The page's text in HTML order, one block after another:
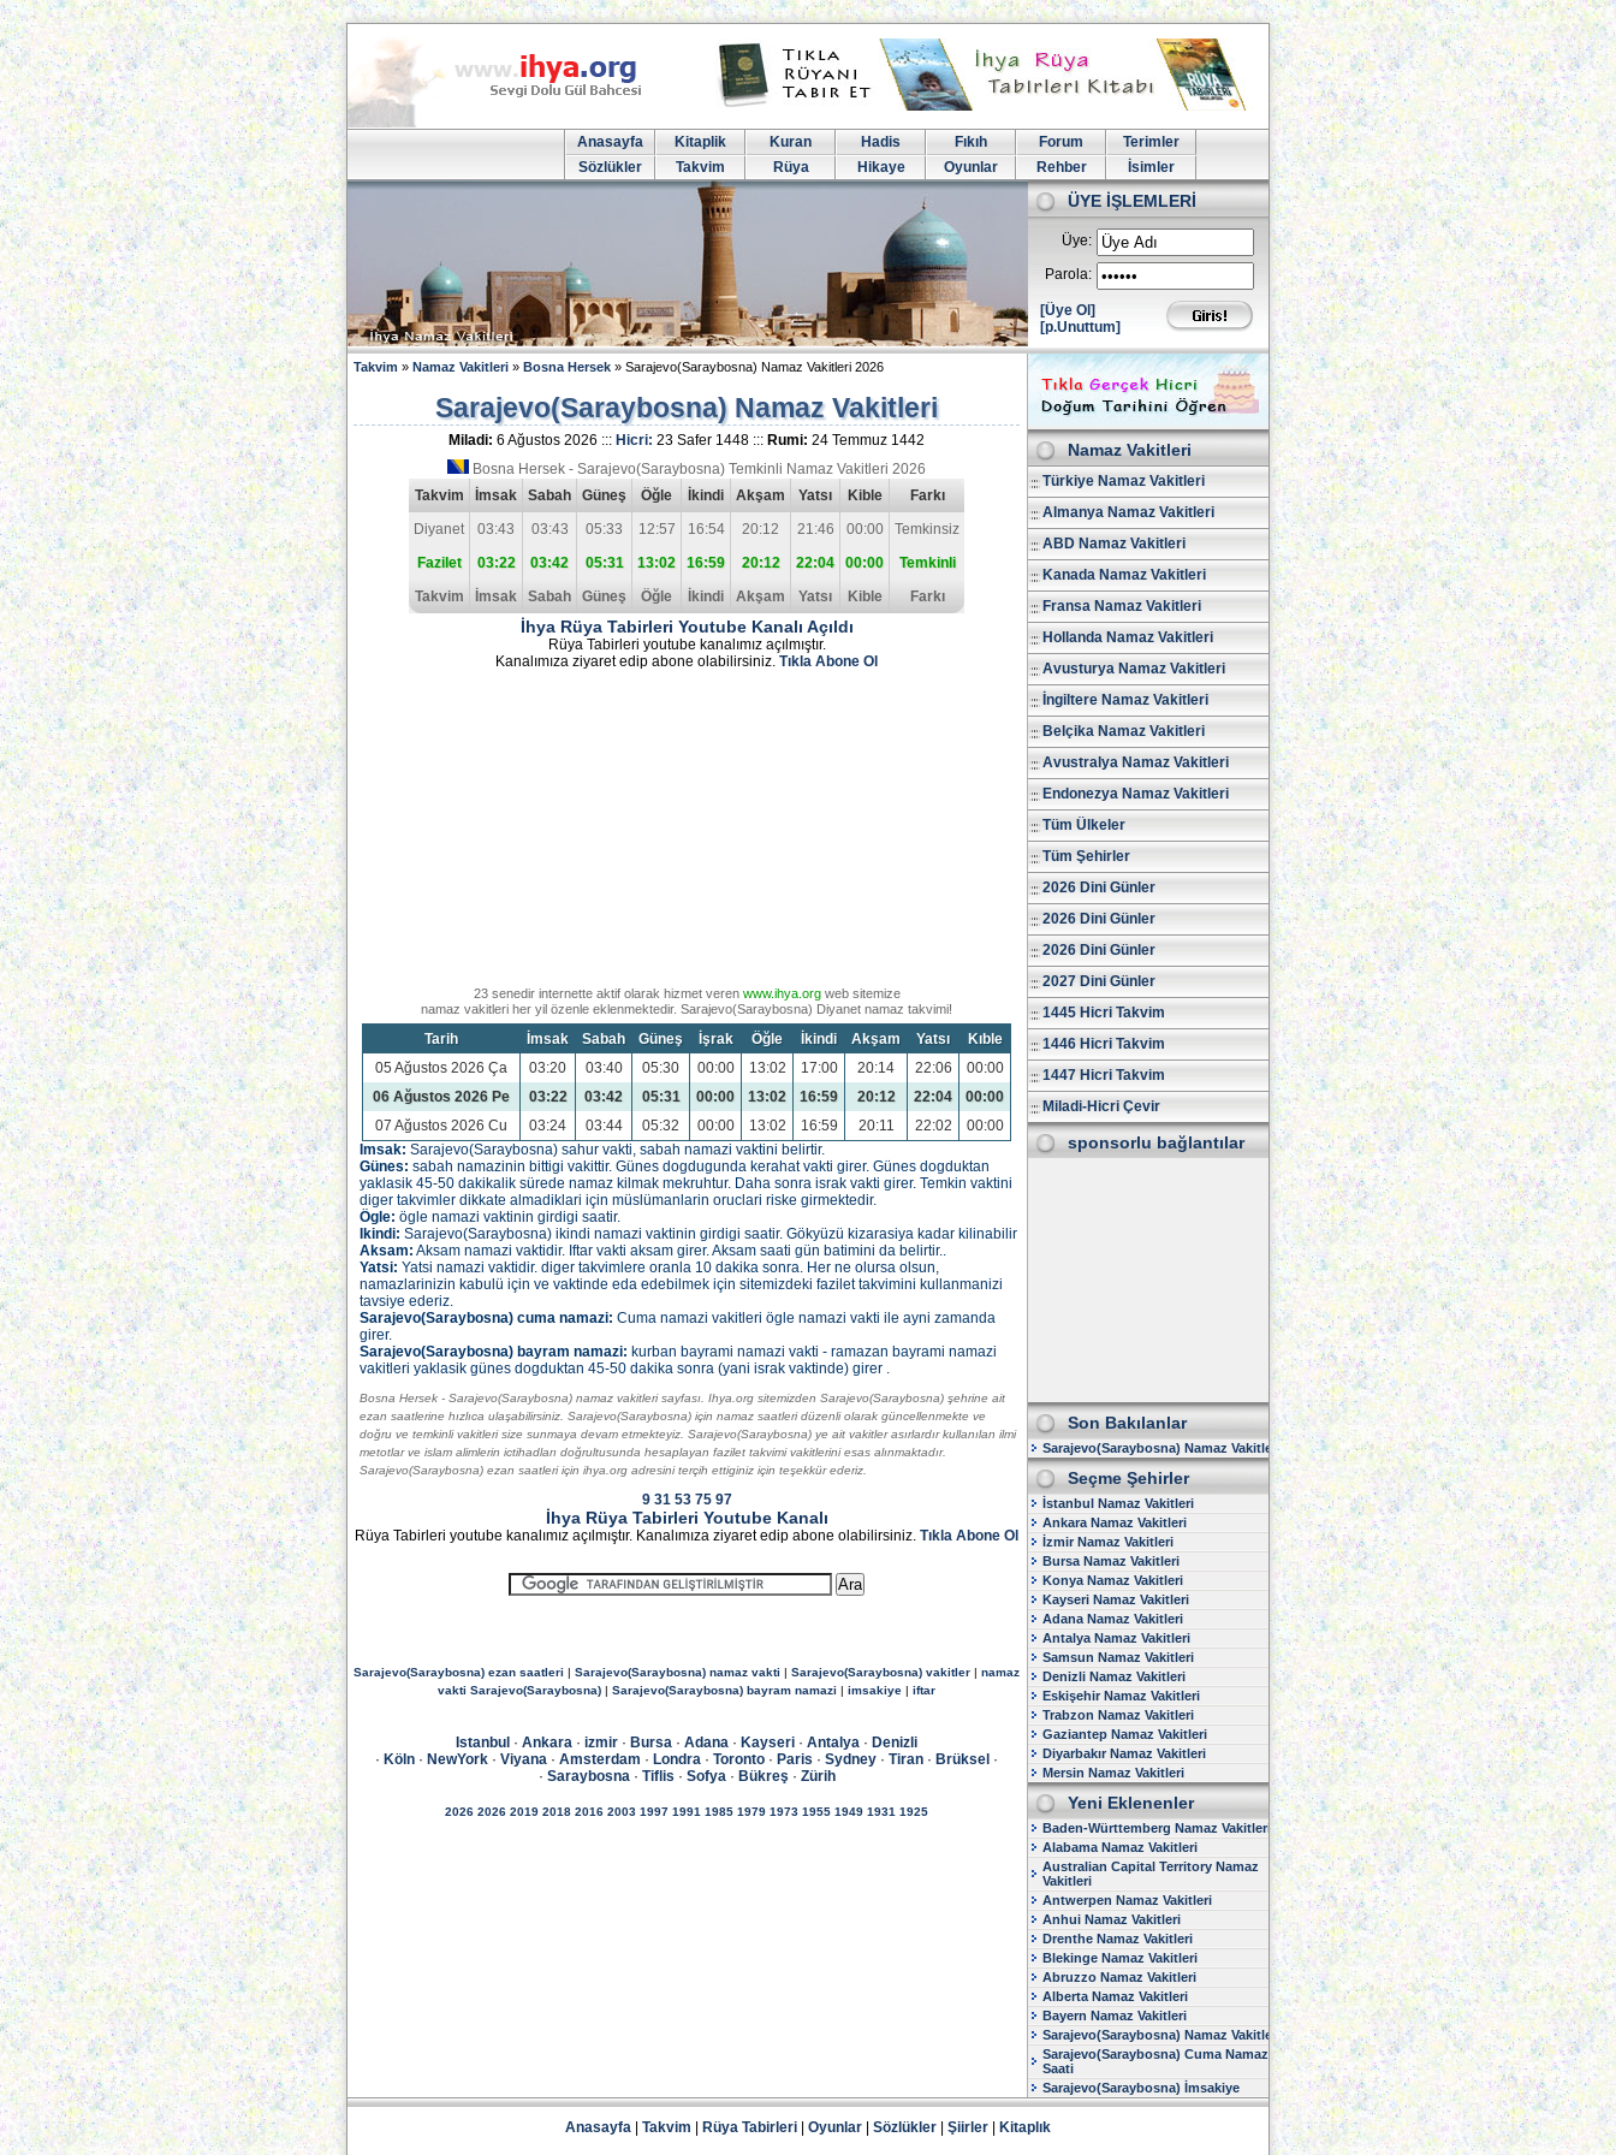
Anasayfa Kitaplik Kuran Hadis Fıkıh Forum
Terimler
Sözlükler
Takvim Rüya Hikaye Oyunlar Rehber İsimler
ÜYE İŞLEMLERİ
Üye:
Parola:
[Üye Ol]
[p.Unuttum]
Takvim » Namaz Vakitleri » Bosna Hersek » Sarajevo(Saraybosna) Namaz Vakitleri 2026
Sarajevo(Saraybosna) Namaz Vakitleri
Miladi: 6 Ağustos 2026 ::: Hicri: 23 Safer 1448 ::: Rumi: 24 Temmuz 1442
Bosna Hersek - Sarajevo(Saraybosna) Temkinli Namaz Vakitleri 2026
Takvim
Diyanet
Fazilet
Takvim
İmsak
03:43
03:22
İmsak
Sabah
03:43
03:42
Sabah
Güneş
05:33
05:31
Güneş
Öğle
12:57
13:02
Öğle
İkindi
16:54
16:59
İkindi
Akşam
20:12
20:12
Akşam
Yatsı
21:46
22:04
Yatsı
Kible
00:00
00:00
Kible
Farkı
Temkinsiz
Temkinli
Farkı
İhya Rüya Tabirleri Youtube Kanalı Açıldı
Rüya Tabirleri youtube kanalımız açılmıştır.
Kanalımıza ziyaret edip abone olabilirsiniz. Tıkla Abone Ol
23 senedir internette aktif olarak hizmet veren www.ihya.orgweb sitemize
namaz vakitleri her yil özenle eklenmektedir. Sarajevo(Saraybosna) Diyanet namaz takvimi!
Tarih İmsak Sabah Güneş İşrak Öğle İkindi Akşam Yatsı
Kıble
05 Ağustos 2026 Ça
03:20 03:40 05:30 00:00 13:02 17:00 20:14 22:06
00:00
06 Ağustos 2026 Pe
03:22 03:42 05:31 00:00 13:02 16:59 20:12 22:04
00:00
07 Ağustos 2026 Cu
03:24 03:44 05:32 00:00 13:02 16:59 20:11 22:02
00:00
Imsak: Sarajevo(Saraybosna) sahur vakti, sabah namazi vaktini belirtir.
Günes: sabah namazinin bittigi vakittir. Günes dogdugunda kerahat vakti girer. Günes dogduktan
yaklasik 45-50 dakikalik sürede namaz kilmak mekruhtur. Daha sonra israk vakti girer. Temkin vaktini
diger takvimler dikkate almadiklari için müslümanlarin oruclari riske girmektedir.
Ögle: ögle namazi vaktinin girdigi saatir.
Ikindi: Sarajevo(Saraybosna) ikindi namazi vaktinin girdigi saatir. Gökyüzü kizarasiya kadar kilinabilir
Aksam: Aksam namazi vaktidir. Iftar vakti aksam girer. Aksam saati gün batimini da belirtir..
Yatsi: Yatsi namazi vaktidir. diger takvimlere oranla 10 dakika sonra. Her ne olursa olsun,
namazlarinizin kabulü için ve vaktinde eda edebilmek için sitemizdeki fazilet takvimini kullanmanizi
tavsiye ederiz.
Sarajevo(Saraybosna) cuma namazi: Cuma namazi vakitleri ögle namazi vakti ile ayni zamanda
girer.
Sarajevo(Saraybosna) bayram namazi: kurban bayrami namazi vakti - ramazan bayrami namazi
vakitleri yaklasik günes dogduktan 45-50 dakika sonra (yani israk vaktinde) girer .
Bosna Hersek - Sarajevo(Saraybosna) namaz vakitleri sayfası. Ihya.org sitemizden Sarajevo(Saraybosna) şehrine ait
ezan saatlerine hızlıca ulaşabilirsiniz. Sarajevo(Saraybosna) için namaz saatleri düzenli olarak güncellenmekte ve
doğru ve temkinli vakitleri size sunmaya devam etmekteyiz. Sarajevo(Saraybosna) ye ait vakitler asırlardır kullanılan ilmi
metotlar ve islam alimlerin ictihadları doğrultusunda hesaplayan fazilet takvimi vakitlerini esas alınmaktadır.
Sarajevo(Saraybosna) ezan saatleri için ihya.org adresini terçih ettiginiz için teşekkür ederiz.
9 31 53 75 97
İhya Rüya Tabirleri Youtube Kanalı
Rüya Tabirleri youtube kanalımız açılmıştır. Kanalımıza ziyaret edip abone olabilirsiniz. Tıkla Abone Ol
Sarajevo(Saraybosna) ezan saatleri | Sarajevo(Saraybosna) namaz vakti | Sarajevo(Saraybosna) vakitler | namaz
vakti Sarajevo(Saraybosna) | Sarajevo(Saraybosna) bayram namazi | imsakiye | iftar
Istanbul · Ankara · izmir · Bursa · Adana · Kayseri · Antalya · Denizli
· Köln · NewYork · Viyana · Amsterdam · Londra · Toronto · Paris · Sydney · Tiran · Brüksel ·
· Saraybosna· Tiflis · Sofya· Bükreş · Zürih
2026 2026 2019 2018 2016 2003 1997 1991 1985 1979 1973 1955 1949 1931 1925
Namaz Vakitleri
Türkiye Namaz Vakitleri
Almanya Namaz Vakitleri
ABD Namaz Vakitleri
Kanada Namaz Vakitleri
Fransa Namaz Vakitleri
Hollanda Namaz Vakitleri
Avusturya Namaz Vakitleri
İngiltere Namaz Vakitleri
Belçika Namaz Vakitleri
Avustralya Namaz Vakitleri
Endonezya Namaz Vakitleri
Tüm Ülkeler
Tüm Şehirler
2026 Dini Günler
2026 Dini Günler
2026 Dini Günler
2027 Dini Günler
1445 Hicri Takvim
1446 Hicri Takvim
1447 Hicri Takvim
Miladi-Hicri Çevir
sponsorlu bağlantılar
Son Bakılanlar
Sarajevo(Saraybosna) Namaz Vakitleri
Seçme Şehirler
İstanbul Namaz Vakitleri
Ankara Namaz Vakitleri
İzmir Namaz Vakitleri
Bursa Namaz Vakitleri
Konya Namaz Vakitleri
Kayseri Namaz Vakitleri
Adana Namaz Vakitleri
Antalya Namaz Vakitleri
Samsun Namaz Vakitleri
Denizli Namaz Vakitleri
Eskişehir Namaz Vakitleri
Trabzon Namaz Vakitleri
Gaziantep Namaz Vakitleri
Diyarbakır Namaz Vakitleri
Mersin Namaz Vakitleri
Yeni Eklenenler
Baden-Württemberg Namaz Vakitleri
Alabama Namaz Vakitleri
Australian Capital Territory Namaz
Vakitleri
Antwerpen Namaz Vakitleri
Anhui Namaz Vakitleri
Drenthe Namaz Vakitleri
Blekinge Namaz Vakitleri
Abruzzo Namaz Vakitleri
Alberta Namaz Vakitleri
Bayern Namaz Vakitleri
Sarajevo(Saraybosna) Namaz Vakitleri
Sarajevo(Saraybosna) Cuma Namazı
Saati
Sarajevo(Saraybosna) İmsakiye
Anasayfa Takvim Rüya Tabirleri Oyunlar Sözlükler Şiirler Kitaplık